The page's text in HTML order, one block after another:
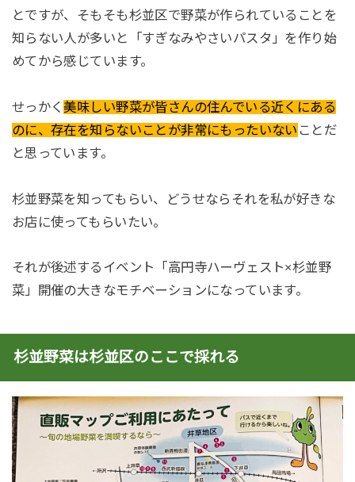
とですが、そもそも杉並区で野菜が作られていることを
知らない人が多いと「すぎなみやさいパスタ」を作り始
めてから感じています。
せっかく 美味しい野菜が皆さんの住んでいる近くにある
のに、存在を知らないことが非常にもったいない ことだ
と思っています。
杉並野菜を知ってもらい、どうせならそれを私が好きな
お店に使ってもらいたい。
それが後述するイベント「高円寺ハーヴェスト×杉並野
菜」開催の大きなモチベーションになっています。
杉並野菜は杉並区のここで採れる